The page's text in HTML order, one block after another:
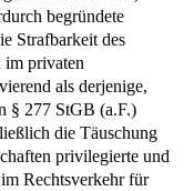
begründete
Strafbarkeit des
im privaten
als derjenige,
§ 277 StGB (a.F.)
die Täuschung
privilegierte und
Rechtsverkehr für